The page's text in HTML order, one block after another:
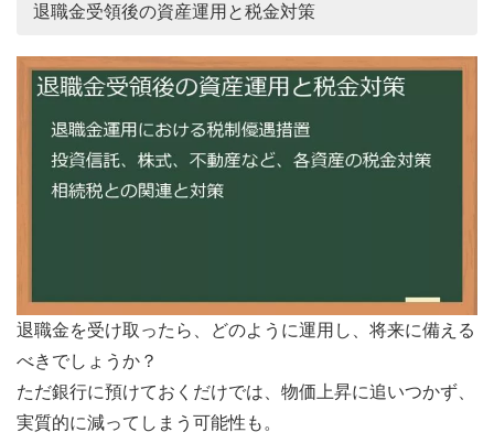
退職金受領後の資産運用と税金対策
退職金を受け取ったら、どのように運用し、将来に備える
べきでしょうか？
ただ銀行に預けておくだけでは、物価上昇に追いつかず、
実質的に減ってしまう可能性も。